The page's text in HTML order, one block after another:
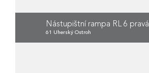
Nástupištní rampa RL 6 pravá
61 Uherský Ostroh